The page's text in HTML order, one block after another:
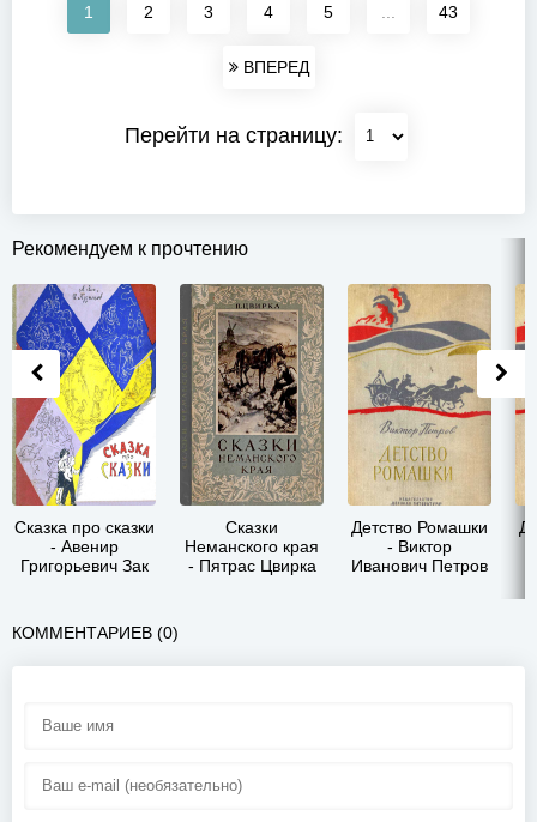
1 2 3 4 5 43
ВПЕРЕД
Перейти на страницу:
Рекомендуем к прочтению
Сказка про сказки
- Авенир
Григорьевич Зак
Сказки
Неманского края
- Пятрас Цвирка
Детство Ромашки
- Виктор
Иванович Петров
КОММЕНТАРИЕВ (0)